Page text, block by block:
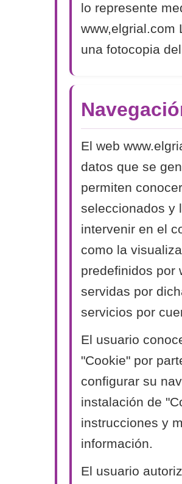
lo represente
www,elgrial.com
una fotocopia
El web
datos que se
permiten
seleccionados y
intervenir en el
como la
predefinidos por
servidas por
servicios por
El usuario
"Cookie" por
configurar su
instalación de
instrucciones y
información.
El usuario